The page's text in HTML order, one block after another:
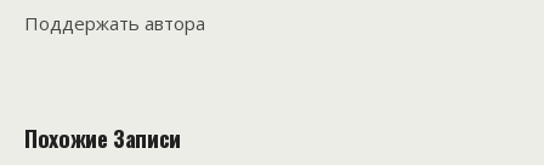
Поддержать автора
Похожие Записи